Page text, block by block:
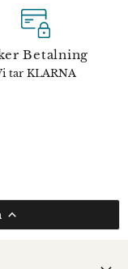
Betalning
tar KLARNA